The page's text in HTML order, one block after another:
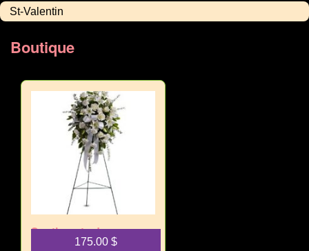
St-Valentin
Boutique
Sentiments de
tranquillité175.00 $